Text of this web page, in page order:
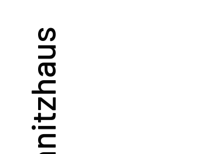
Schnitzhaus